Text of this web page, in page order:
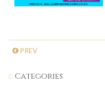
PREV
Categories